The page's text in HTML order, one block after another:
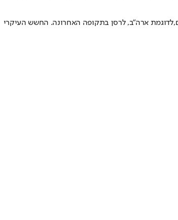
לדוגמת ארה"ב, לרסן בתקופה האחרונה. החשש העיקרי